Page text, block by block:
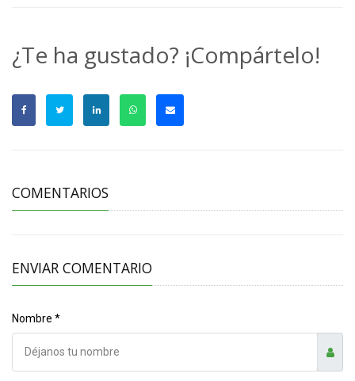
¿Te ha gustado? ¡Compártelo!
COMENTARIOS
ENVIAR COMENTARIO
Nombre *